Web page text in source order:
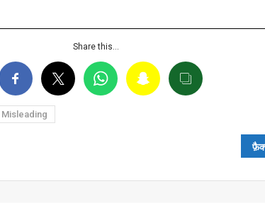
Share this…
Misleading